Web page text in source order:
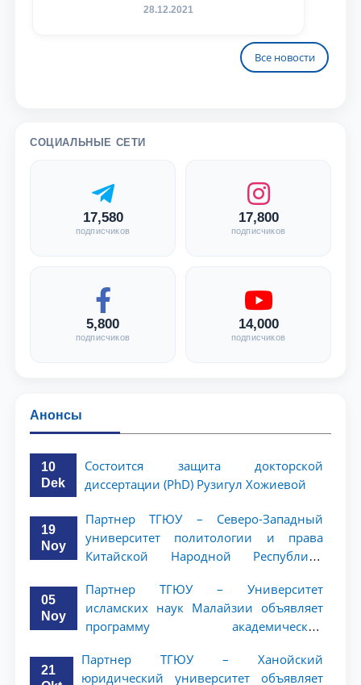
28.12.2021
Все новости
СОЦИАЛЬНЫЕ СЕТИ
17,580
подписчиков
17,800
подписчиков
5,800
подписчиков
14,000
подписчиков
Анонсы
10
Dek
Состоится защита докторской
диссертации (PhD) Рузигул Xoжиевой
19
Noy
Партнер ТГЮУ – Северо-Западный
университет политологии и права
Китайской Народной Республики
академической мобильности для
студентов 2–3 курсов
05
Noy
Партнер ТГЮУ – Университет
исламских наук Малайзии объявляет
программу академической
ТГЮУ
21
Партнер ТГЮУ – Ханойский
юридический университет объявляет